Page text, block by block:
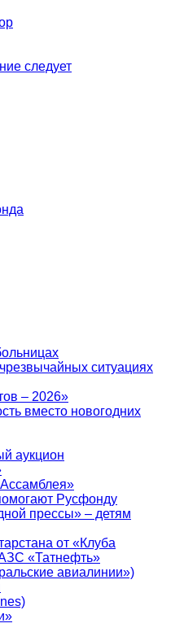
следует
ситуациях
– 2026»
вместо новогодних
аукцион
Русфонду
прессы» – детям
от «Клуба
«Татнефть»
авиалинии»)